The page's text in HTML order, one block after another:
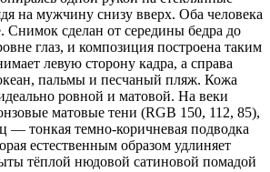
на мужчину снизу вверх. Оба человека
Снимок сделан от середины бедра до
глаз, и композиция построена таким
левую сторону кадра, а справа
пальмы и песчаный пляж. Кожа
ровной и матовой. На веки
матовые тени (RGB 150, 112, 85),
— тонкая темно-коричневая подводка
естественным образом удлиняет
тёплой нюдовой сатиновой помадой